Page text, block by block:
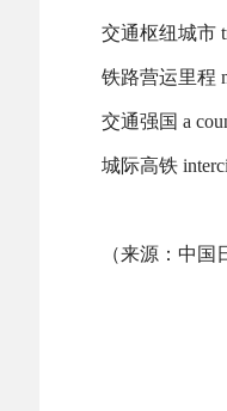
交通枢纽城市
铁路营运里程
交通强国 a
城际高铁
（来源：中国